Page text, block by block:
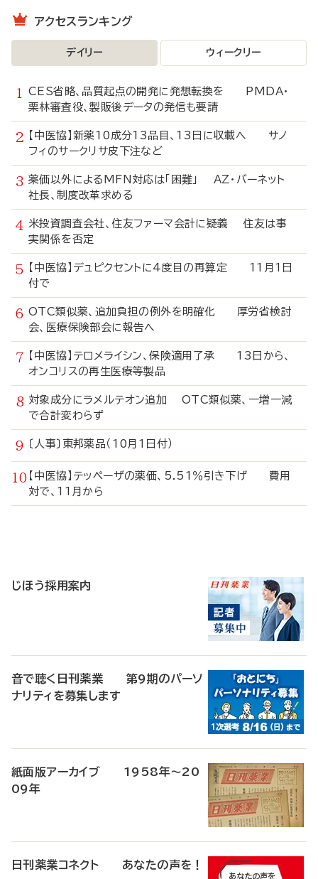
アクセスランキング
デイリー ウィークリー
CES省略、品質起点の開発に発想転換を PMDA・
栗林審査役、製販後データの発信も要請
【中医協】新薬10成分13品目、13日に収載へ サノ
フィのサークリサ皮下注など
薬価以外によるMFN対応は「困難」 AZ・バーネット
社長、制度改革求める
米投資調査会社、住友ファーマ会計に疑義 住友は事
実関係を否定
【中医協】デュピクセントに4度目の再算定 11月1日
付で
OTC類似薬、追加負担の例外を明確化 厚労省検討
会、医療保険部会に報告へ
【中医協】テロメライシン、保険適用了承 13日から、
オンコリスの再生医療等製品
対象成分にラメルテオン追加 OTC類似薬、一増一減
で合計変わらず
〔人事〕東邦薬品（10月1日付）
【中医協】テッペーザの薬価、5.51％引き下げ 費用
対で、11月から
じほう採用案内
音で聴く日刊薬業 第9期のパーソ
ナリティを募集します
紙面版アーカイブ 1958年～20
09年
日刊薬業コネクト あなたの声を！